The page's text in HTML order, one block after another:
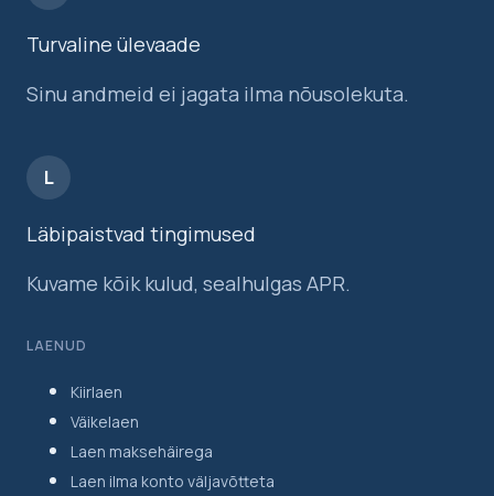
Turvaline ülevaade
Sinu andmeid ei jagata ilma nõusolekuta.
L
Läbipaistvad tingimused
Kuvame kõik kulud, sealhulgas APR.
LAENUD
Kiirlaen
Väikelaen
Laen maksehäirega
Laen ilma konto väljavõtteta